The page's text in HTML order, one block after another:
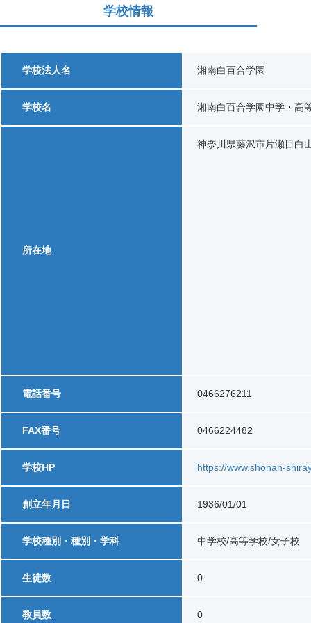
学校情報
学校法人名 湘南白百合学園
学校名 湘南白百合学園中学・高
所在地
神奈川県藤沢市片瀬目白
電話番号 0466276211
FAX番号 0466224482
学校HP https://www.shonan-
創立年月日 1936/01/01
学校種別・種別・学科 中学校/高等学校/女子校
生徒数 0
教員数 0